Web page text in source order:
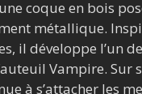
coque en bois
métallique.
il développe l’un
Vampire. Sur
à s’attacher les